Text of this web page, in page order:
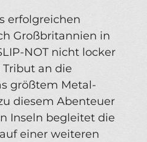
erfolgreichen
Großbritannien in
NOT nicht locker
an die
größtem Metal-
diesem Abenteuer
Inseln begleitet die
einer weiteren